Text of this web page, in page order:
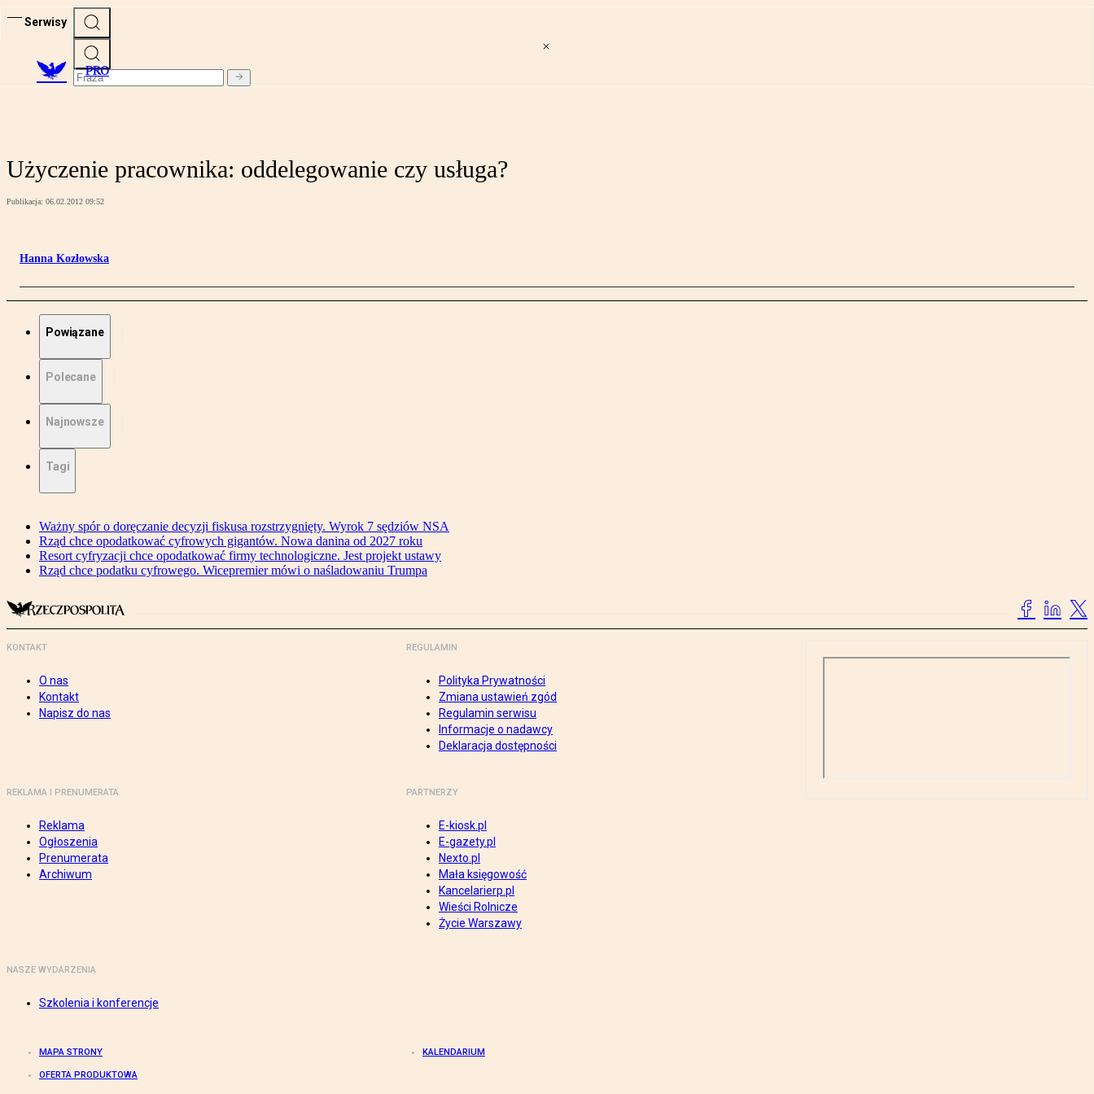
Serwisy
PRO
Użyczenie pracownika: oddelegowanie czy usługa?
Publikacja: 06.02.2012 09:52
Hanna Kozłowska
Powiązane
Polecane
Najnowsze
Tagi
Ważny spór o doręczanie decyzji fiskusa rozstrzygnięty. Wyrok 7 sędziów NSA
Rząd chce opodatkować cyfrowych gigantów. Nowa danina od 2027 roku
Resort cyfryzacji chce opodatkować firmy technologiczne. Jest projekt ustawy
Rząd chce podatku cyfrowego. Wicepremier mówi o naśladowaniu Trumpa
KONTAKT
O nas
Kontakt
Napisz do nas
REGULAMIN
Polityka Prywatności
Zmiana ustawień zgód
Regulamin serwisu
Informacje o nadawcy
Deklaracja dostępności
REKLAMA I PRENUMERATA
Reklama
Ogłoszenia
Prenumerata
Archiwum
PARTNERZY
E-kiosk.pl
E-gazety.pl
Nexto.pl
Mała księgowość
Kancelarierp.pl
Wieści Rolnicze
Życie Warszawy
NASZE WYDARZENIA
Szkolenia i konferencje
MAPA STRONY KALENDARIUM
OFERTA PRODUKTOWA